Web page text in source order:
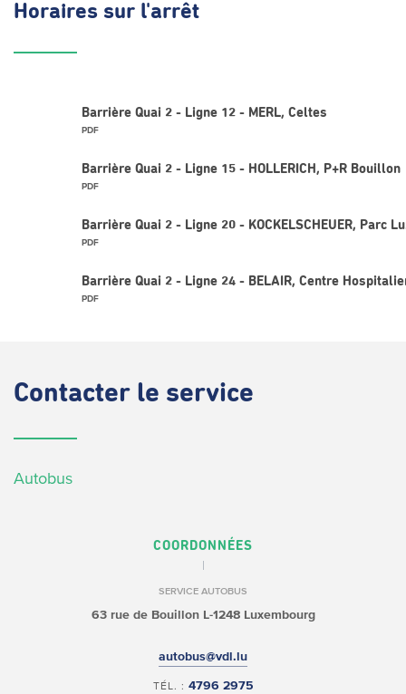
Horaires sur l'arrêt
Barrière Quai 2 - Ligne 12 - MERL, Celtes
PDF
Barrière Quai 2 - Ligne 15 - HOLLERICH, P+R Bouillon
PDF
Barrière Quai 2 - Ligne 20 - KOCKELSCHEUER, Parc
PDF
Barrière Quai 2 - Ligne 24 - BELAIR, Centre
PDF
Contacter le service
Autobus
COORDONNÉES
SERVICE AUTOBUS
63 rue de BouillonL-1248 Luxembourg
autobus@vdl.lu
TÉL. : 4796 2975